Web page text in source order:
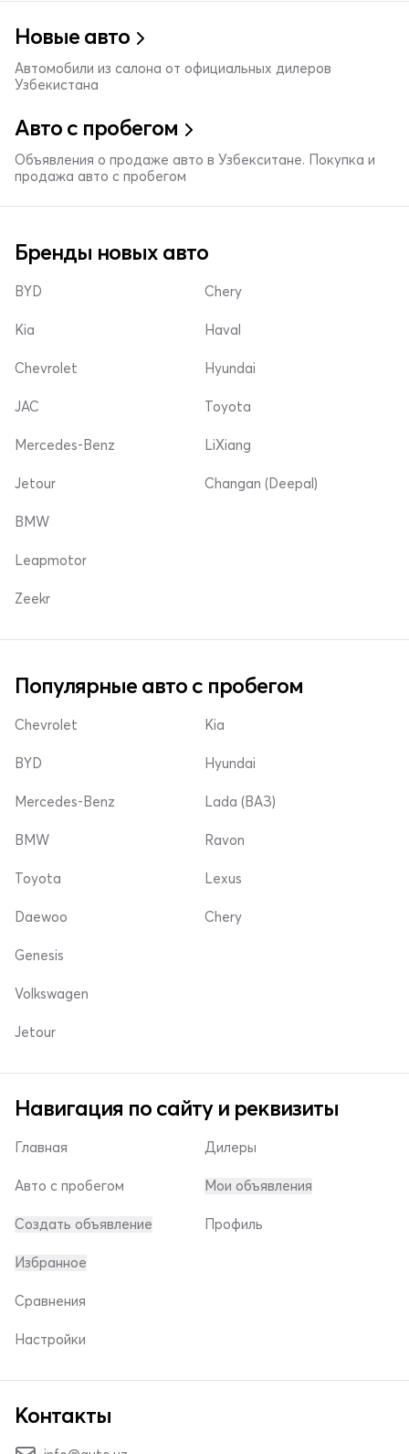
Новые авто
Автомобили из салона от официальных дилеров
Узбекистана
Авто с пробегом
Объявления о продаже авто в Узбекситане. Покупка и
продажа авто с пробегом
Бренды новых авто
BYD
Kia
Chevrolet
Chery
Haval
Hyundai
JAC
Mercedes-Benz
Jetour
Toyota
LiXiang
Changan (Deepal)
BMW
Leapmotor
Zeekr
Популярные авто с пробегом
Chevrolet
BYD
Mercedes-Benz
Kia
Hyundai
Lada (ВАЗ)
BMW
Toyota
Daewoo
Ravon
Lexus
Chery
Genesis
Volkswagen
Jetour
Навигация по сайту и реквизиты
Главная
Авто с пробегом
Создать объявление
Дилеры
Мои объявления
Профиль
Избранное
Сравнения
Настройки
Контакты